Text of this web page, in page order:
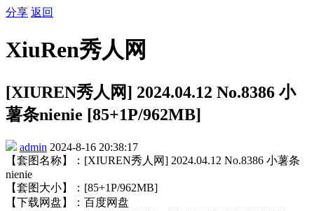
分享 返回
XiuRen秀人网
[XIUREN秀人网] 2024.04.12 No.8386 小
薯条nienie [85+1P/962MB]
admin 2024-8-16 20:38:17
【套图名称】：[XIUREN秀人网] 2024.04.12 No.8386 小薯条
nienie
【套图大小】：[85+1P/962MB]
【下载网盘】：百度网盘